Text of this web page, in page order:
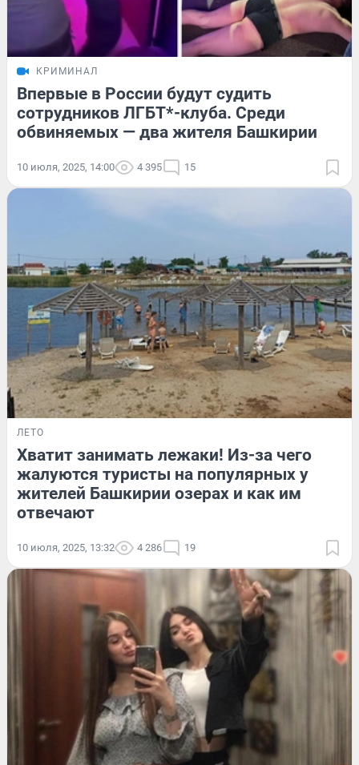
КРИМИНАЛ
Впервые в России будут судить
сотрудников ЛГБТ*-клуба. Среди
обвиняемых — два жителя Башкирии
10 июля, 2025, 14:00 4 395 15
ЛЕТО
Хватит занимать лежаки! Из-за чего
жалуются туристы на популярных у
жителей Башкирии озерах и как им
отвечают
10 июля, 2025, 13:32 4 286 19